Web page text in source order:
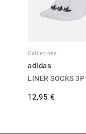
Calcetines
adidas
LINER SOCKS 3P
12,95 €